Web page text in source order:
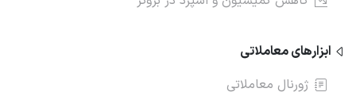
ابزارهای معاملاتی
ژورنال معاملاتی